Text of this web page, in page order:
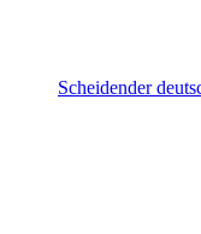
Scheidender